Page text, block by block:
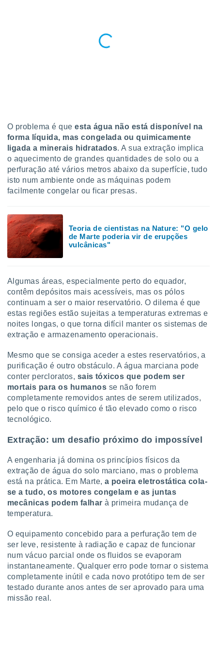
dos
os
de
ou
de dados
fontes,
e melhorar
estudos
e
1199
O problema é queesta água não está disponível na
forma líquida, mas congelada ou quimicamente
ligada a minerais hidratados. A sua extração implica
o aquecimento de grandes quantidades de solo ou a
perfuração até vários metros abaixo da superfície, tudo
isto num ambiente onde as máquinas podem
facilmente congelar ou ficar presas.
Teoria de cientistas na Nature: "O gelo
de Marte poderia vir de erupções
vulcânicas"
Algumas áreas, especialmente perto do equador,
contêm depósitos mais acessíveis, mas os pólos
continuam a ser o maior reservatório. O dilema é que
estas regiões estão sujeitas a temperaturas extremas e
noites longas, o que torna difícil manter os sistemas de
extração e armazenamento operacionais.
Mesmo que se consiga aceder a estes reservatórios, a
purificação é outro obstáculo. A água marciana pode
conter percloratos, sais tóxicos que podem ser
mortais para os humanos se não forem
completamente removidos antes de serem utilizados,
pelo que o risco químico é tão elevado como o risco
tecnológico.
Extração: um desafio próximo do impossível
A engenharia já domina os princípios físicos da
extração de água do solo marciano, mas o problema
está na prática. Em Marte, a poeira eletrostática cola-
se a tudo, os motores congelam e as juntas
mecânicas podem falhar à primeira mudança de
temperatura.
O equipamento concebido para a perfuração tem de
ser leve, resistente à radiação e capaz de funcionar
num vácuo parcial onde os fluidos se evaporam
instantaneamente. Qualquer erro pode tornar o sistema
completamente inútil e cada novo protótipo tem de ser
testado durante anos antes de ser aprovado para uma
missão real.